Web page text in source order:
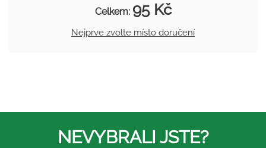
Celkem: 95 Kč
Nejprve zvolte místo doručení
NEVYBRALI JSTE?